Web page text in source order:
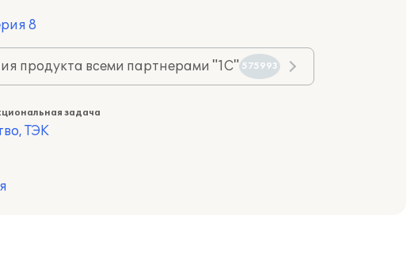
8
продукта всеми партнерами "1С" 575993
задача
ТЭК